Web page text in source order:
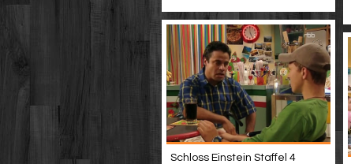
Schloss Einstein Staffel 4